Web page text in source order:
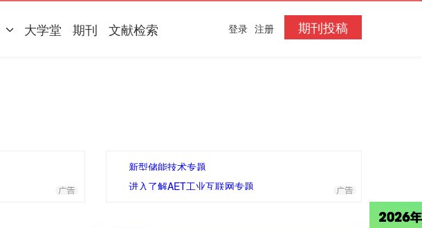
大学堂 期刊 文献检索 期刊投稿
登录 注册
新型储能技术专题
进入了解AET工业互联网专题